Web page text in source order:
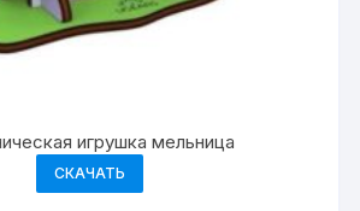
игрушка мельница
СКАЧАТЬ